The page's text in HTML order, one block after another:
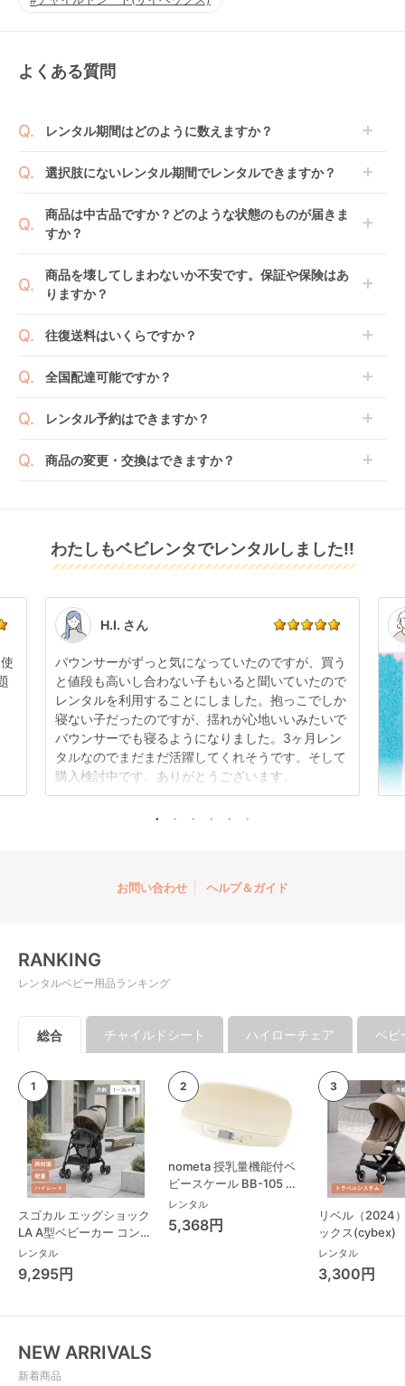
よくある質問
レンタル期間はどのように数えますか？
開始日1日目となります。
日までに配送業者（佐川急便）に商品の引渡しとなり
ます。
選択肢にないレンタル期間でレンタルできますか？
間の利用が可能です。
例えば4ヶ月の場合、3ヶ月レンタル＋1ヶ月延長とし
の上で、早期にご返却ください。
商品は中古品ですか？どのような状態のものが届きま
すか？
のもございます。
新品商品はメーカーから仕入れた状態のものをお送り
走行テストを行う場合がございます。
となる場合がございます。その際、メーカーの都合に
場合や、在庫切れによりご注文をキャンセルさせてい
い。
※万が一キャンセルとなった場合には、代金は全額ご
てお届けしております。そのため、小さなキズや使用
感はございますが、故障や大きなキズ、シミなどのリ
す。
点検清掃については
もご確認ください。
商品を壊してしまわないか不安です。保証や保険はあ
りますか？
おります。
ョンをご購入ください。
詳しくはこちらをご確認ください。
往復送料はいくらですか？
へ入れ、カートページから住所を入力すると送料が確
全国配達可能ですか？
※空港への配達はご対応できかねますのであらかじめ
レンタル予約はできますか？
可能ですので、商品のご注文時にご希望のお日にちに
商品の変更・交換はできますか？
また、レンタル期間の変更も商品発送前であれば変更
可能です。
い。
わたしもベビレンタでレンタルしました!!
H.I. さん
バウンサーがずっと気になっていたのですが、買う
と値段も高いし合わない子もいると聞いていたので
レンタルを利用することにしました。抱っこでしか
寝ない子だったのですが、揺れが心地いいみたいで
バウンサーでも寝るようになりました。3ヶ月レン
タルなのでまだまだ活躍してくれそうです。そして
購入検討中です。ありがとうございます。
お問い合わせ ヘルプ＆ガイド
RANKING
レンタルベビー用品ランキング
総合 チャイルドシート ハイローチェア ベビ
スゴカル エッグショック
LA A型ベビーカー コンビ
(Combi)
レンタル
9,295円
nometa 授乳量機能付ベ
ビースケール BB-105 タ
ニタ(TANITA) ベビースケ
ール・体重計
レンタル
5,368円
リベル（2024
ックス(cybex)
レンタル
3,300円
NEW ARRIVALS
新着商品